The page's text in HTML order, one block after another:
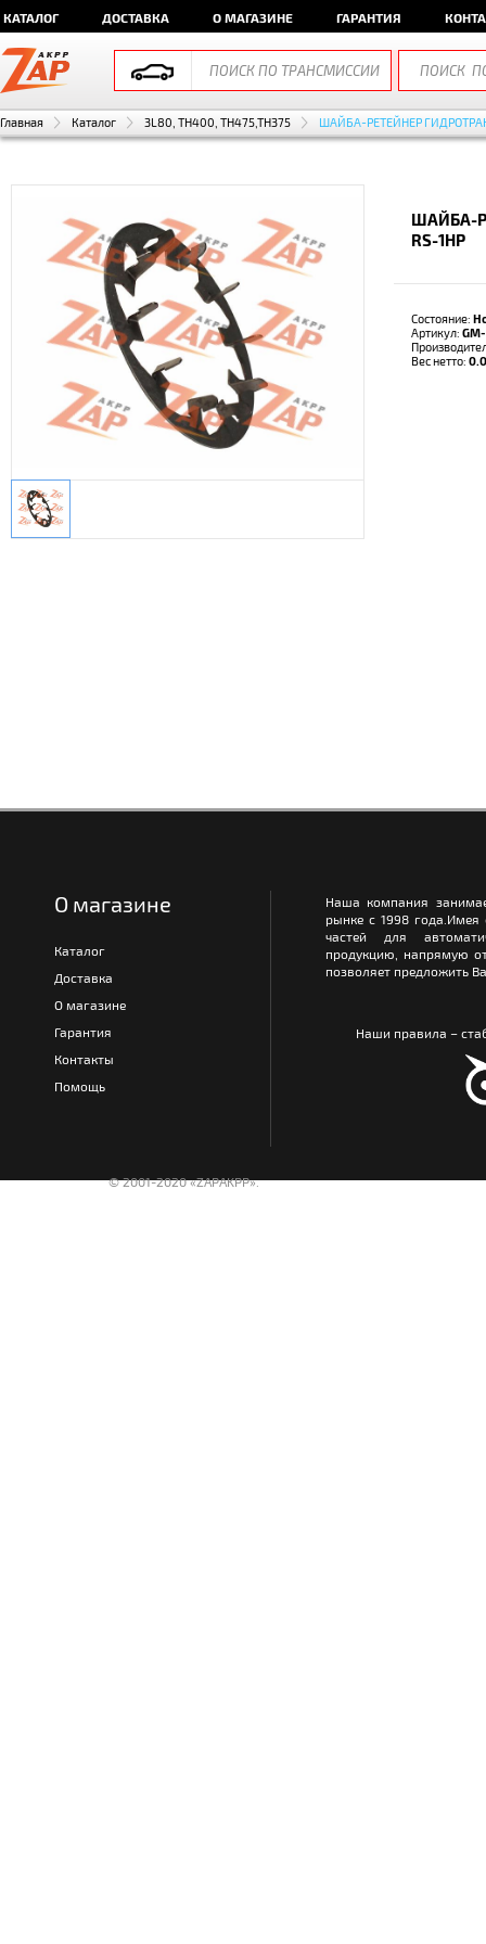
КАТАЛОГ ДОСТАВКА О МАГАЗИНЕ ГАРАНТИЯ
Главная Каталог 3L80, TH400, TH475,TH375 ШАЙБА-РЕТЕЙНЕР
ШАЙБА-
RS-1HP
Состояние:
Артикул:
Вес нетто:
О магазине
Каталог
Доставка
О магазине
Гарантия
Контакты
Помощь
Наша компания
рынке с 1998
частей для
продукцию, напрямую
позволяет предложить
Наши правила –
© 2001-2020 «ZAPAKPP».